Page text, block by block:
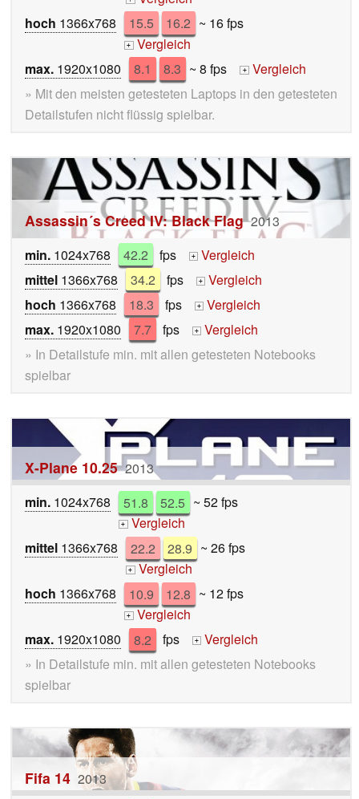
hoch 1366x768 15.5 16.2 ~ 16 fps
+ Vergleich
max. 1920x1080 8.1 8.3 ~ 8 fps + Vergleich
» Mit den meisten getesteten Laptops in den getesteten
Detailstufen nicht flüssig spielbar.
Assassin´s Creed IV: Black Flag 2013
min. 1024x768 42.2 fps +
Vergleich
mittel 1366x768 34.2 fps +
Vergleich
hoch 1366x768 18.3 fps +
Vergleich
max. 1920x1080 7.7 fps +
Vergleich
» In Detailstufe min. mit allen getesteten Notebooks
spielbar
X-Plane 10.25 2013
min. 1024x768 51.8 52.5 ~ 52 fps
+ Vergleich
mittel 1366x768 22.2 28.9 ~ 26 fps
+ Vergleich
hoch 1366x768 10.9 12.8 ~ 12 fps
+ Vergleich
max. 1920x1080 8.2 fps +
Vergleich
» In Detailstufe min. mit allen getesteten Notebooks
spielbar
Fifa 14 2013